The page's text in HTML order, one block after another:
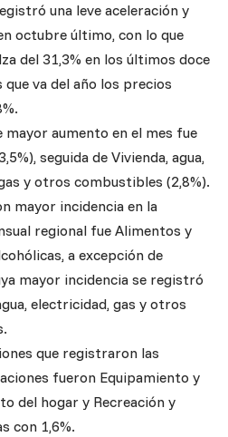
una leve aceleración y
octubre último, con lo que
del 31,3% en los últimos doce
que va del año los precios
mayor aumento en el mes fue
seguida de Vivienda, agua,
y otros combustibles (2,8%).
mayor incidencia en la
regional fue Alimentos y
a excepción de
mayor incidencia se registró
electricidad, gas y otros
que registraron las
fueron Equipamiento y
del hogar y Recreación y
con 1,6%.